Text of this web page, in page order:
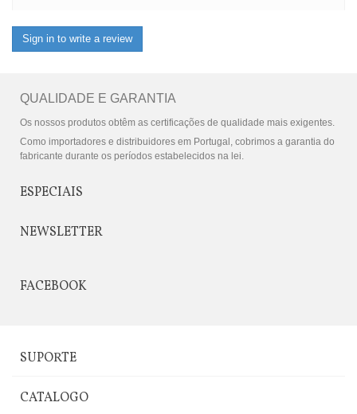
Sign in to write a review
QUALIDADE E GARANTIA
Os nossos produtos obtêm as certificações de qualidade mais exigentes.
Como importadores e distribuidores em Portugal, cobrimos a garantia do
fabricante durante os períodos estabelecidos na lei.
ESPECIAIS
NEWSLETTER
FACEBOOK
SUPORTE
CATALOGO